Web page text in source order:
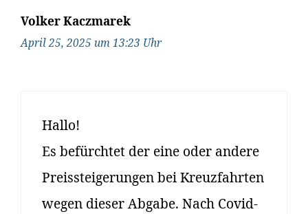
Volker Kaczmarek
April 25, 2025 um 13:23 Uhr
Hallo!
Es befürchtet der eine oder andere
Preissteigerungen bei Kreuzfahrten
wegen dieser Abgabe. Nach Covid-